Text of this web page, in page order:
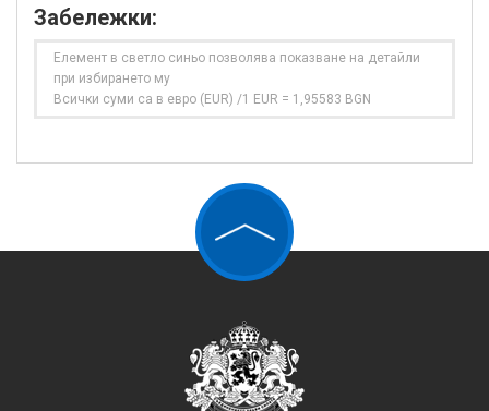
Забележки:
Елемент в светло синьо позволява показване на детайли
при избирането му
Всички суми са в евро (EUR) /1 EUR = 1,95583 BGN